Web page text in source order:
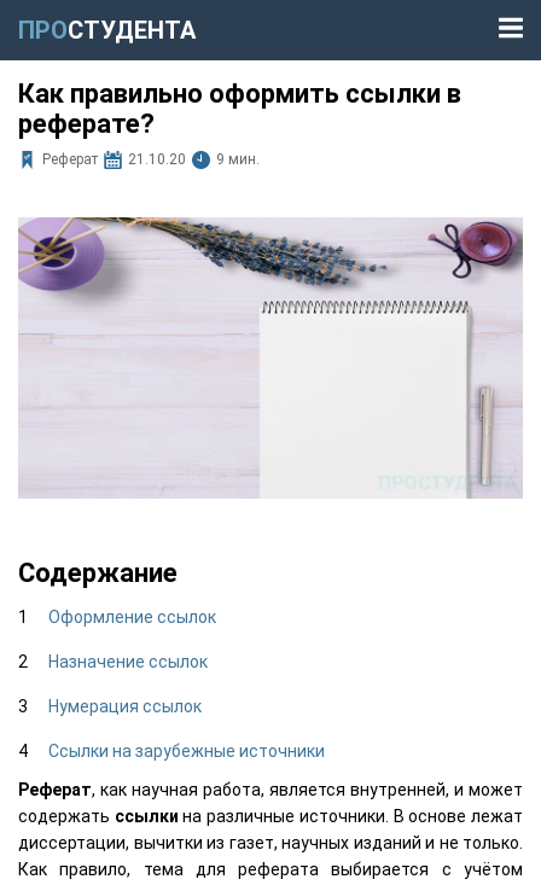
ПРОСТУДЕНТА
Как правильно оформить ссылки в
реферате?
Реферат 21.10.20 9 мин.
Содержание
Оформление ссылок
Назначение ссылок
Нумерация ссылок
Ссылки на зарубежные источники
Реферат, как научная работа, является внутренней, и может
содержать ссылки на различные источники. В основе лежат
диссертации, вычитки из газет, научных изданий и не только.
Как правило, тема для реферата выбирается с учётом